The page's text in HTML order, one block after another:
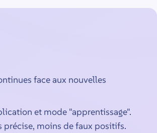
face aux nouvelles
et mode "apprentissage".
précise, moins de faux positifs.